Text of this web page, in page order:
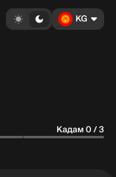
KG
Кадам 0 / 3